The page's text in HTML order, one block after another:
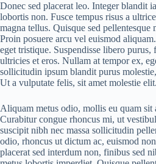
Donec sed placerat leo. Integer blandit
lobortis non. Fusce tempus risus a
magna tellus. Quisque sed pellentesque
Proin posuere arcu vel euismod
eget tristique. Suspendisse libero purus,
ultricies et eros. Nullam at tempor ex,
sollicitudin ipsum blandit purus
Ut a vulputate felis, sit amet molestie elit.
Aliquam metus odio, mollis eu quam sit
Curabitur congue rhoncus mi, ut
suscipit nibh nec massa sollicitudin
odio, rhoncus ut dictum ac, euismod
placerat sed interdum non, finibus sed